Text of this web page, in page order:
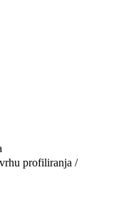
profiliranja /